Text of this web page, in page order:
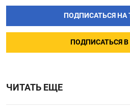
ПОДПИСАТЬСЯ НА
ПОДПИСАТЬСЯ В
ЧИТАТЬ ЕЩЕ